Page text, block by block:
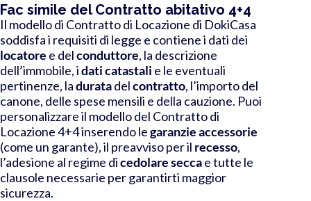
Fac simile del Contratto abitativo 4+4
Il modello di Contratto di Locazione di DokiCasa
soddisfa i requisiti di legge e contiene i dati dei
locatore e delconduttore, la descrizione
dell’immobile, idaticatastali e le eventuali
pertinenze, laduratadelcontratto, l’importo del
canone, delle spese mensili e della cauzione. Puoi
personalizzare il modello del Contratto di
Locazione 4+4 inserendo legaranzie accessorie
(come un garante), il preavviso per il recesso,
l’adesione al regime dicedolareseccae tutte le
clausole necessarie per garantirti maggior
sicurezza.